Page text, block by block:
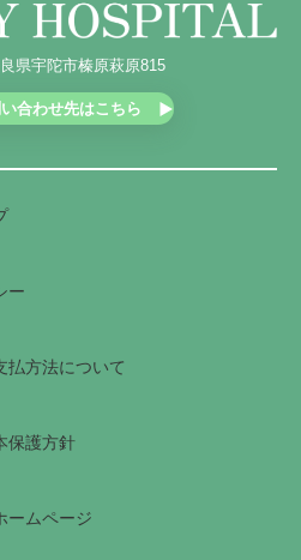
県宇陀市榛原萩原815
合わせ先はこちら
ー
払方法について
保護方針
ームページ